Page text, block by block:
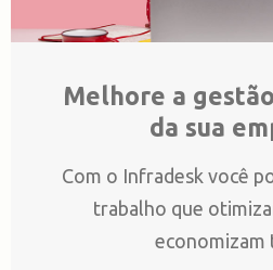
Melhore a
da sua
Com o Infradesk você
trabalho que
economizam